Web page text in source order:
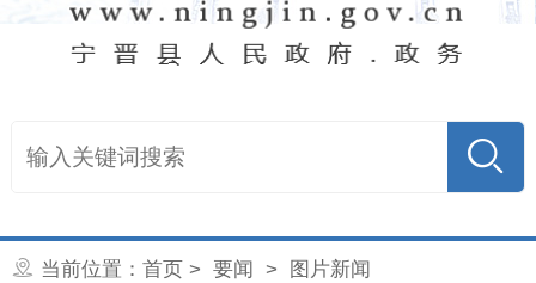
当前位置： 首页 > 要闻 > 图片新闻